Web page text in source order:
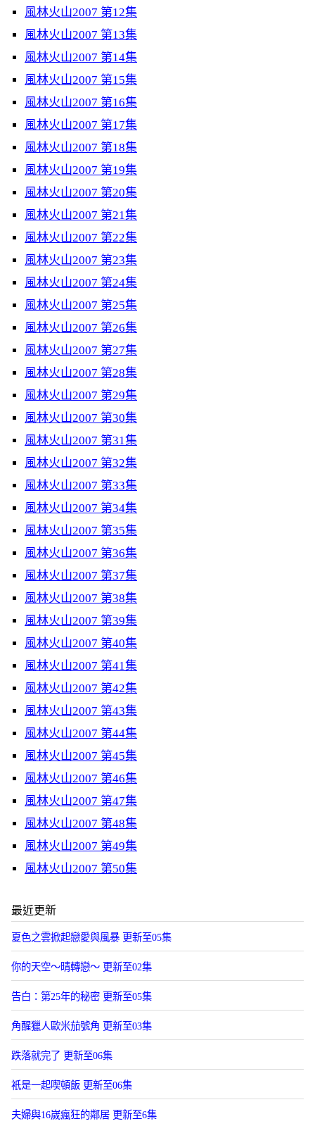
風林火山2007 第12集
風林火山2007 第13集
風林火山2007 第14集
風林火山2007 第15集
風林火山2007 第16集
風林火山2007 第17集
風林火山2007 第18集
風林火山2007 第19集
風林火山2007 第20集
風林火山2007 第21集
風林火山2007 第22集
風林火山2007 第23集
風林火山2007 第24集
風林火山2007 第25集
風林火山2007 第26集
風林火山2007 第27集
風林火山2007 第28集
風林火山2007 第29集
風林火山2007 第30集
風林火山2007 第31集
風林火山2007 第32集
風林火山2007 第33集
風林火山2007 第34集
風林火山2007 第35集
風林火山2007 第36集
風林火山2007 第37集
風林火山2007 第38集
風林火山2007 第39集
風林火山2007 第40集
風林火山2007 第41集
風林火山2007 第42集
風林火山2007 第43集
風林火山2007 第44集
風林火山2007 第45集
風林火山2007 第46集
風林火山2007 第47集
風林火山2007 第48集
風林火山2007 第49集
風林火山2007 第50集
最近更新
夏色之雲掀起戀愛與風暴 更新至05集
你的天空～晴轉戀～ 更新至02集
告白：第25年的秘密 更新至05集
角醒獵人歐米茄號角 更新至03集
跌落就完了 更新至06集
衹是一起喫頓飯 更新至06集
夫婦與16嵗瘋狂的鄰居 更新至6集